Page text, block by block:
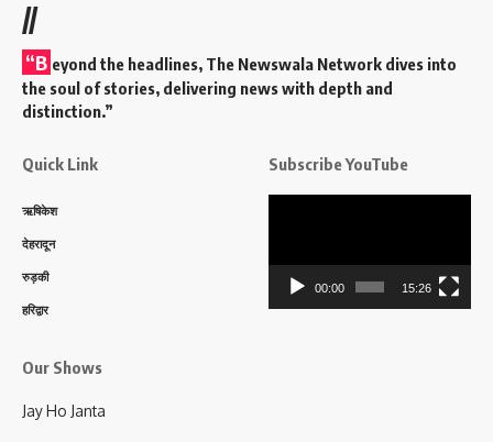
//
“B eyond the headlines, The Newswala Network dives into
the soul of stories, delivering news with depth and
distinction.”
Quick Link
ऋषिकेश
देहरादून
रुड़की
हरिद्वार
Subscribe YouTube
00:00 15:26
Our Shows
Jay Ho Janta